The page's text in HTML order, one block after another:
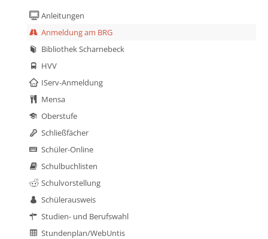
Anleitungen
Anmeldung am BRG
Bibliothek Scharnebeck
HVV
IServ-Anmeldung
Mensa
Oberstufe
Schließfächer
Schüler-Online
Schulbuchlisten
Schulvorstellung
Schülerausweis
Studien- und Berufswahl
Stundenplan/WebUntis